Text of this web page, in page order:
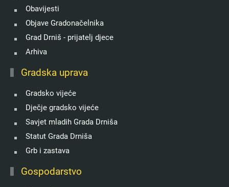
Obavijesti
Objave Gradonačelnika
Grad Drniš - prijatelj djece
Arhiva
Gradska uprava
Gradsko vijeće
Dječje gradsko vijeće
Savjet mladih Grada Drniša
Statut Grada Drniša
Grb i zastava
Gospodarstvo